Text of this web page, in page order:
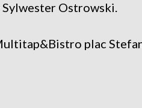
Sylwester Ostrowski.
plac